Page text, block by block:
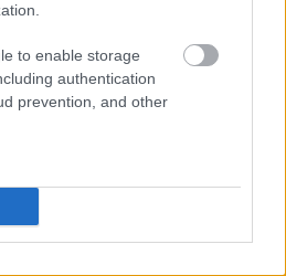
to enable storage
authentication
prevention, and other
pijany
zewłok